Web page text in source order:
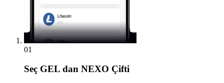
01
Seç GEL dan NEXO Çifti